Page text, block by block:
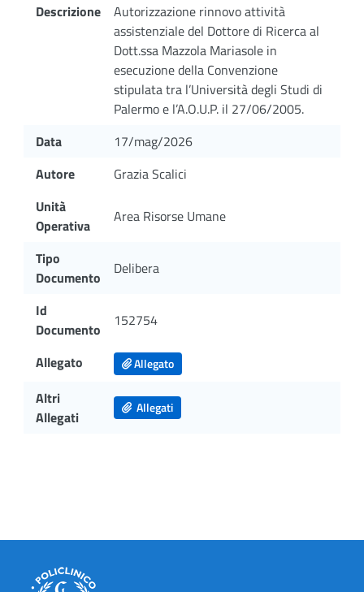
Descrizione
Autorizzazione rinnovo attività
assistenziale del Dottore di Ricerca al
Dott.ssa Mazzola Mariasole in
esecuzione della Convenzione
stipulata tra l’Università degli Studi di
Palermo e l’A.O.U.P. il 27/06/2005.
Data
17/mag/2026
Autore
Grazia Scalici
Unità
Operativa
Area Risorse Umane
Tipo
Documento
Delibera
Id
Documento
152754
Allegato Allegato
Altri
Allegati
Allegati